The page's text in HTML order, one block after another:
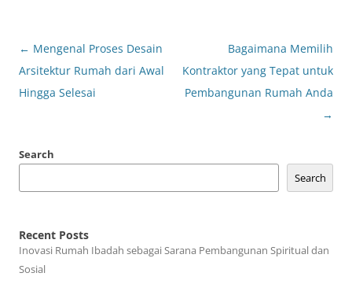
Post
navigation
← Mengenal Proses Desain
Arsitektur Rumah dari Awal
Hingga Selesai
Bagaimana Memilih
Kontraktor yang Tepat untuk
Pembangunan Rumah Anda
→
Search
Search
Recent Posts
Inovasi Rumah Ibadah sebagai Sarana Pembangunan Spiritual dan
Sosial